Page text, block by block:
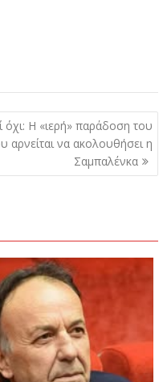
όχι: Η «ιερή» παράδοση του
αρνείται να ακολουθήσει η
Σαμπαλένκα